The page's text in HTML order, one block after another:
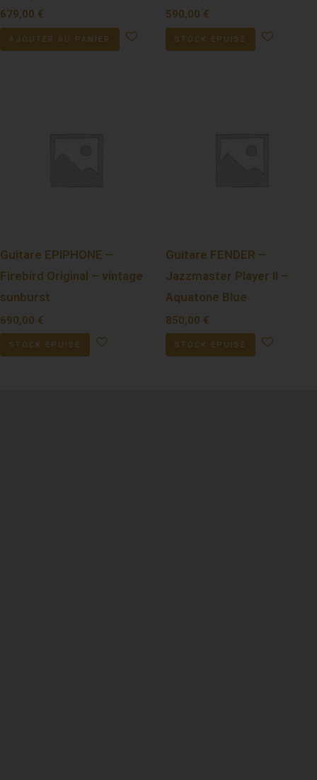
679,00 €
AJOUTER AU PANIER
590,00 €
STOCK ÉPUISÉ
Guitare EPIPHONE –
Firebird Original – vintage
sunburst
690,00 €
STOCK ÉPUISÉ
Guitare FENDER –
Jazzmaster Player II –
Aquatone Blue
850,00 €
STOCK ÉPUISÉ